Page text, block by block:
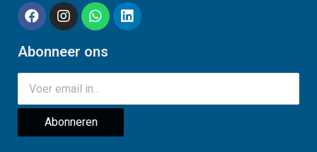
Abonneer ons
Abonneren